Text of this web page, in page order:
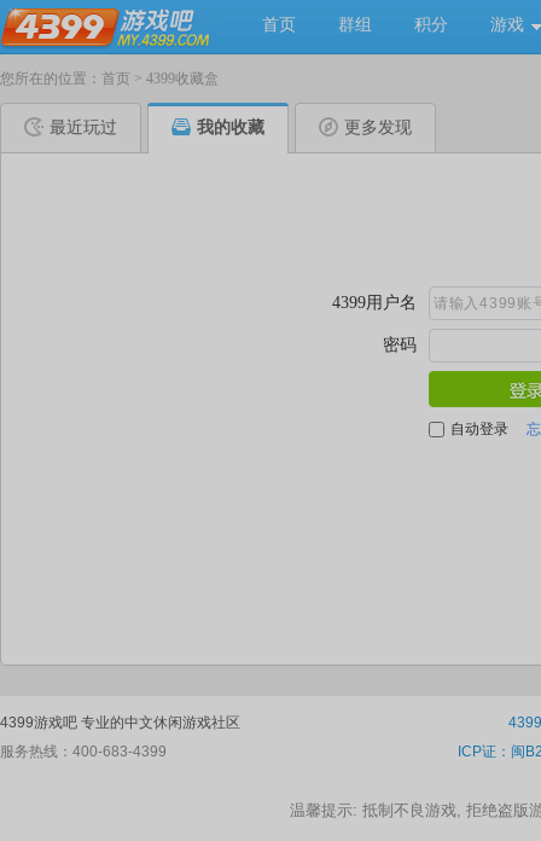
首页 群组 积分 游戏
您所在的位置： 首页 > 4399收藏盒
最近玩过 我的收藏 更多发现
4399游戏吧 专业的中文休闲游戏社区
服务热线：400-683-4399
ICP证：闽
温馨提示: 抵制不良游戏, 拒绝盗版